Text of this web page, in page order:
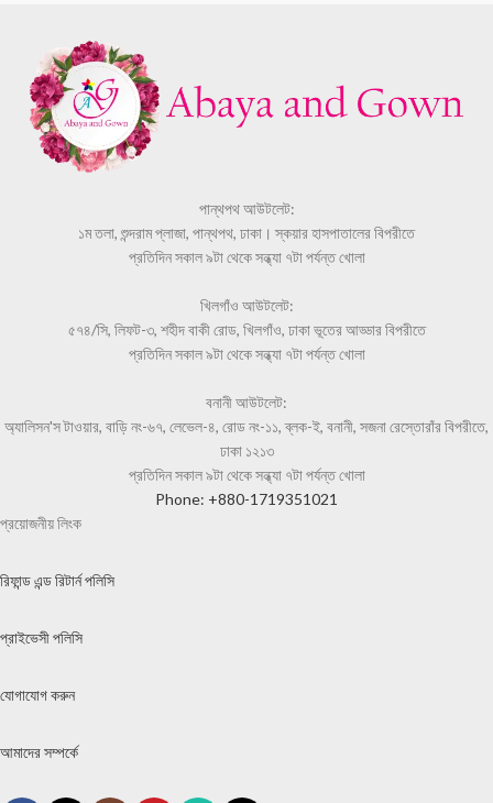
পান্থপথ আউটলেট:
১ম তলা, শুন্দরাম প্লাজা, পান্থপথ, ঢাকা। স্কয়ার হাসপাতালের বিপরীতে
প্রতিদিন সকাল ৯টা থেকে সন্ধ্যা ৭টা পর্যন্ত খোলা
খিলগাঁও আউটলেট:
৫৭৪/সি, লিফট-৩, শহীদ বাকী রোড, খিলগাঁও, ঢাকা ভূতের আড্ডার বিপরীতে
প্রতিদিন সকাল ৯টা থেকে সন্ধ্যা ৭টা পর্যন্ত খোলা
বনানী আউটলেট:
অ্যালিসন'স টাওয়ার, বাড়ি নং-৬৭, লেভেল-৪, রোড নং-১১, ব্লক-ই, বনানী, সজনা রেস্তোরাঁর বিপরীতে,
ঢাকা ১২১৩
প্রতিদিন সকাল ৯টা থেকে সন্ধ্যা ৭টা পর্যন্ত খোলা
Phone: +880-1719351021
প্রয়োজনীয় লিংক
রিফান্ড এন্ড রিটার্ন পলিসি
প্রাইভেসী পলিসি
যোগাযোগ করুন
আমাদের সম্পর্কে